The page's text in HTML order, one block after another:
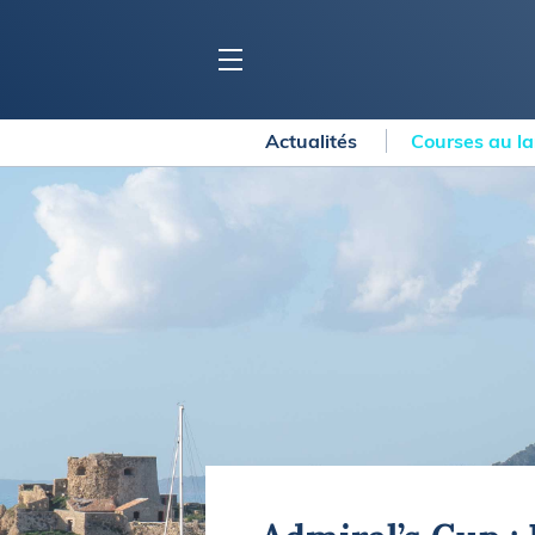
rédaction
Collection Bloc Marine
Actualités Courses au